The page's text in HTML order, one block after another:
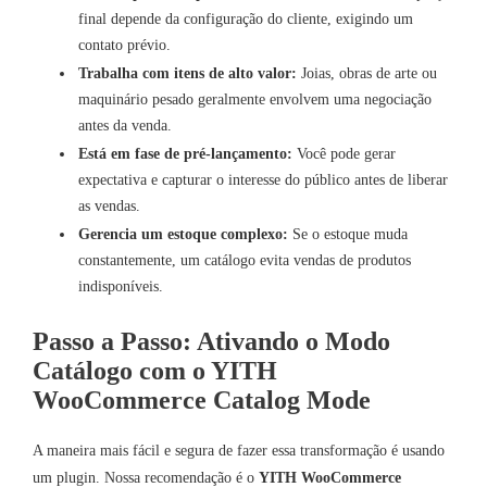
final depende da configuração do cliente, exigindo um
contato prévio.
Trabalha com itens de alto valor: Joias, obras de arte ou
maquinário pesado geralmente envolvem uma negociação
antes da venda.
Está em fase de pré-lançamento: Você pode gerar
expectativa e capturar o interesse do público antes de liberar
as vendas.
Gerencia um estoque complexo: Se o estoque muda
constantemente, um catálogo evita vendas de produtos
indisponíveis.
Passo a Passo: Ativando o Modo
Catálogo com o YITH
WooCommerce Catalog Mode
A maneira mais fácil e segura de fazer essa transformação é usando
um plugin. Nossa recomendação é o YITH WooCommerce